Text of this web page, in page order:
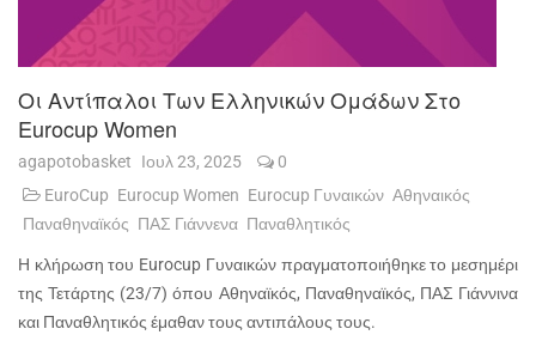
Οι Αντίπαλοι Των Ελληνικών Ομάδων Στο
Eurocup Women
agapotobasket Ιουλ 23, 2025
0
EuroCup Eurocup Women Eurocup Γυναικών Αθηναικός
Παναθηναϊκός ΠΑΣ Γιάννενα Παναθλητικός
Η κλήρωση του Eurocup Γυναικών πραγματοποιήθηκε το μεσημέρι
της Τετάρτης (23/7) όπου Αθηναϊκός, Παναθηναϊκός, ΠΑΣ Γιάννινα
και Παναθλητικός έμαθαν τους αντιπάλους τους.